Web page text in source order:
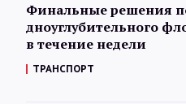
Финальные решения
дноуглубительного
в течение недели
ТРАНСПОРТ